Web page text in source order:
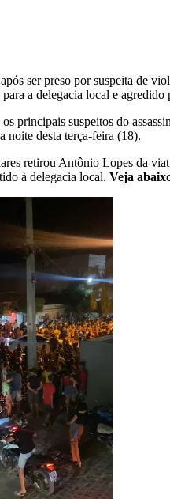
após ser preso por suspeita de
a delegacia local e agredido
principais suspeitos do
noite desta terça-feira (18).
retirou Antônio Lopes da
à delegacia local. Veja